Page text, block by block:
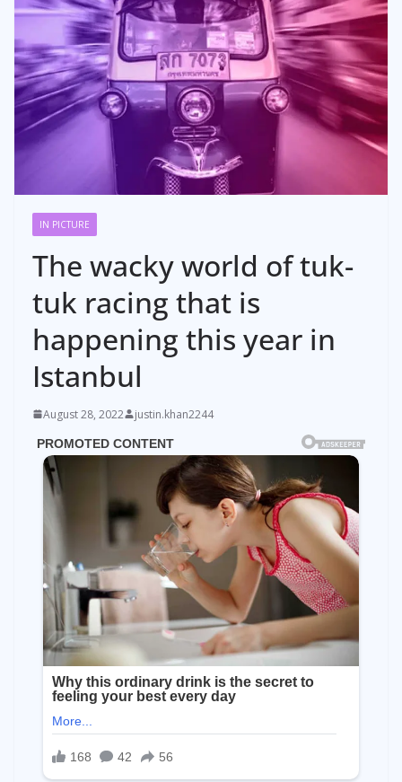
IN PICTURE
The wacky world of tuk-
tuk racing that is
happening this year in
Istanbul
August 28, 2022 justin.khan2244